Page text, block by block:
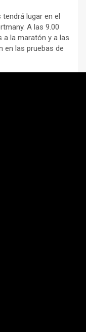
lugar en el
A las 9.00
la maratón y a las
en las pruebas de